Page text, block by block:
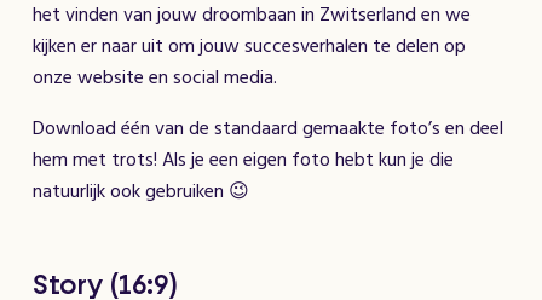
het vinden van jouw droombaan in Zwitserland en we
kijken er naar uit om jouw succesverhalen te delen op
onze website en social media.
Download één van de standaard gemaakte foto’s en deel
hem met trots! Als je een eigen foto hebt kun je die
natuurlijk ook gebruiken 😉
Story (16:9)